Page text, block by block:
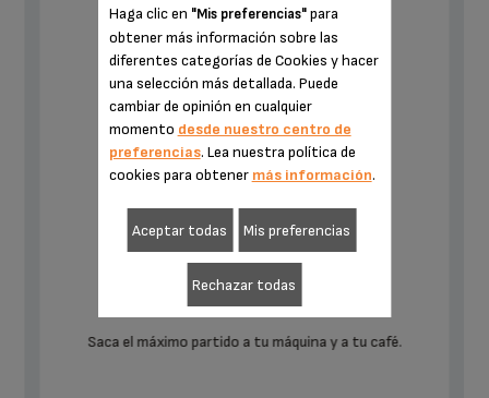
CARTUCHO FILTRADOR CLARIS F08801
REF.:F08801
Saca el máximo partido a tu máquina y a tu café.
Haga clic en "Mis preferencias"para
obtener más información sobre las
diferentes categorías de Cookies y hacer
una selección más detallada. Puede
cambiar de opinión en cualquier
momento desde nuestro centro de
preferencias. Lea nuestra política de
cookies para obtener más información.
Aceptar todas Mis preferencias
Rechazar todas